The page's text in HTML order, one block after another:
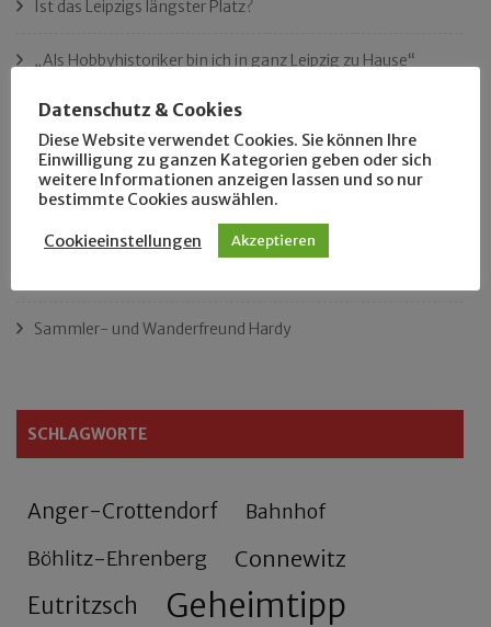
Ist das Leipzigs längster Platz?
„Als Hobbyhistoriker bin ich in ganz Leipzig zu Hause“
Das neue Eutritzsch-Buch
Der Leipziger Schmiedetag von 1904
Rennfahrer in Schönefeld und Zschocher
Sammler- und Wanderfreund Hardy
SCHLAGWORTE
Anger-Crottendorf Bahnhof
Böhlitz-Ehrenberg Connewitz
Eutritzsch Geheimtipp
Datenschutz & Cookies
Diese Website verwendet Cookies. Sie können Ihre
Einwilligung zu ganzen Kategorien geben oder sich
weitere Informationen anzeigen lassen und so nur
bestimmte Cookies auswählen.
Cookieeinstellungen Akzeptieren